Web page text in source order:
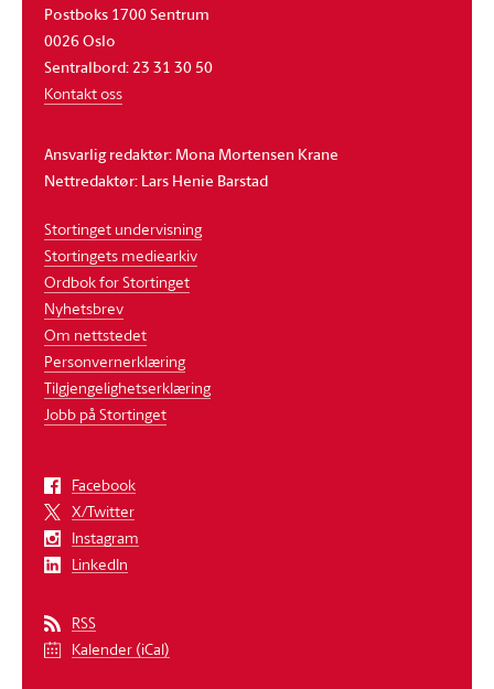
Postboks 1700 Sentrum
0026 Oslo
Sentralbord: 23 31 30 50
Kontakt oss
Ansvarlig redaktør: Mona Mortensen Krane
Nettredaktør: Lars Henie Barstad
Stortinget undervisning
Stortingets mediearkiv
Ordbok for Stortinget
Nyhetsbrev
Om nettstedet
Personvernerklæring
Tilgjengelighetserklæring
Jobb på Stortinget
Facebook
X/Twitter
Instagram
LinkedIn
RSS
Kalender (iCal)